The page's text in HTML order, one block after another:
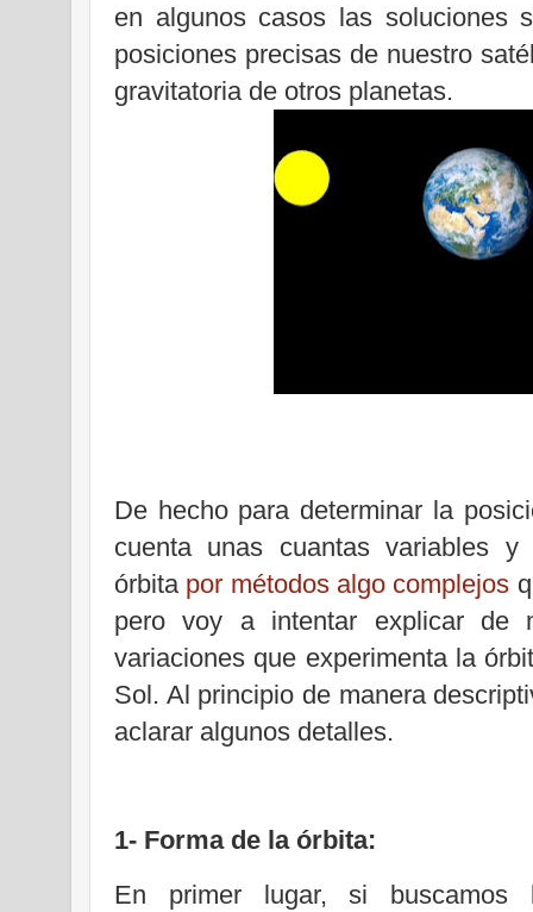
en algunos casos las soluciones
posiciones precisas de nuestro
gravitatoria de otros planetas.
De hecho para determinar la
cuenta unas cuantas variables
órbita por métodos algo complejos
pero voy a intentar explicar de
variaciones que experimenta la
Sol. Al principio de manera
aclarar algunos detalles.
1- Forma de la órbita:
En primer lugar, si